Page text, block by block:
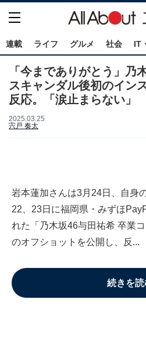
連載 ライフ グルメ 社会 IT
「今までありがとう」乃
スキャンダル後初のイン
反応。「涙止まらない」
2025.03.25
宍戸 奏太
岩本蓮加さんは3月24日、自身
22、23日に福岡県・みずほ
れた「乃木坂46与田祐希 卒業
のオフショットを公開し、反...
続きを読